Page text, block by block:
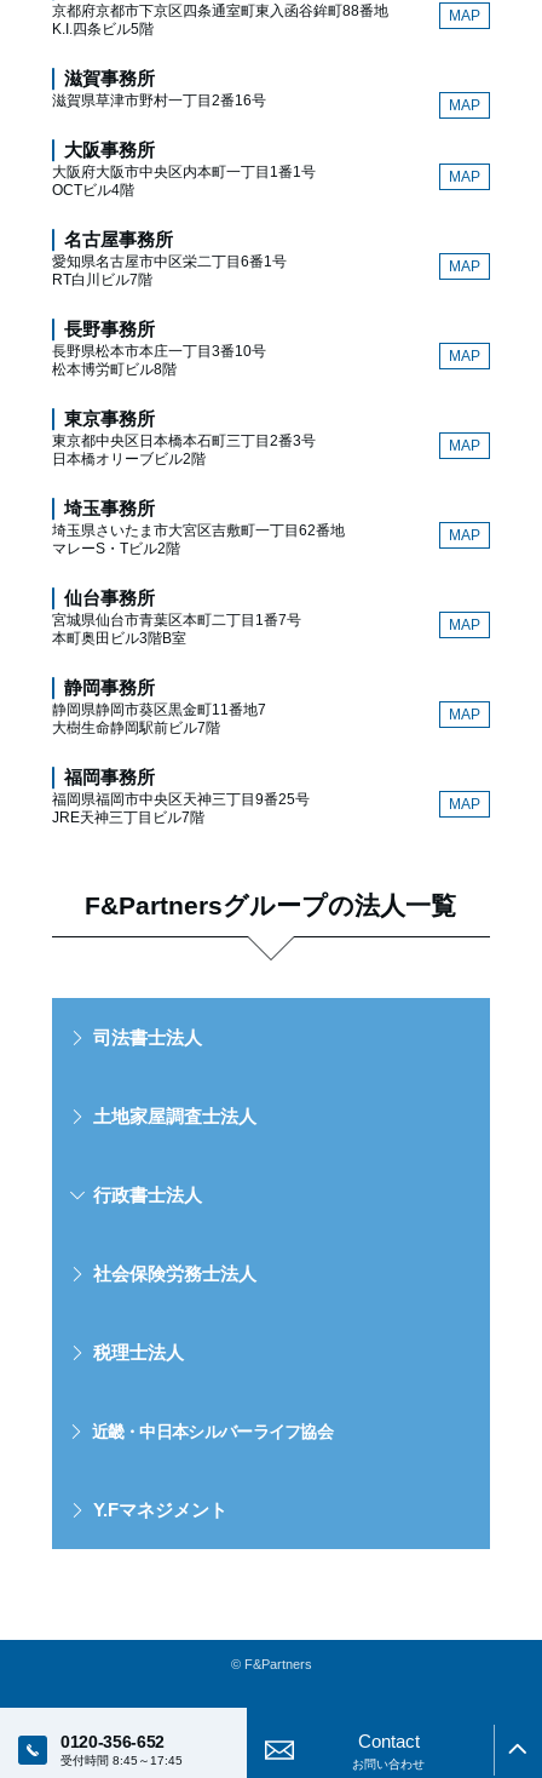
京都府京都市下京区四条通室町東入函谷鉾町88番地
K.I.四条ビル5階
MAP
滋賀事務所
滋賀県草津市野村一丁目2番16号 MAP
大阪事務所
大阪府大阪市中央区内本町一丁目1番1号
OCTビル4階
MAP
名古屋事務所
愛知県名古屋市中区栄二丁目6番1号
RT白川ビル7階
MAP
長野事務所
長野県松本市本庄一丁目3番10号
松本博労町ビル8階
MAP
東京事務所
東京都中央区日本橋本石町三丁目2番3号
日本橋オリーブビル2階
MAP
埼玉事務所
埼玉県さいたま市大宮区吉敷町一丁目62番地
マレーS・Tビル2階
MAP
仙台事務所
宮城県仙台市青葉区本町二丁目1番7号
本町奥田ビル3階B室
MAP
静岡事務所
静岡県静岡市葵区黒金町11番地7
大樹生命静岡駅前ビル7階
MAP
福岡事務所
福岡県福岡市中央区天神三丁目9番25号
JRE天神三丁目ビル7階
MAP
F&Partnersグループの法人一覧
司法書士法人
土地家屋調査士法人
行政書士法人
社会保険労務士法人
税理士法人
近畿・中日本シルバーライフ協会
Y.Fマネジメント
© F&Partners
0120-356-652
受付時間 8:45～17:45
Contact
お問い合わせ